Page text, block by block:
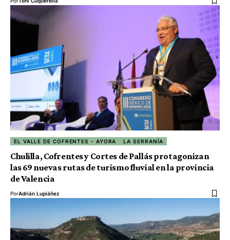
EL VALLE DE COFRENTES - AYORA LA SERRANÍA
Chulilla, Cofrentes y Cortes de Pallás protagonizan
las 69 nuevas rutas de turismo fluvial en la provincia
de Valencia
PorAdrián Lupiáñez